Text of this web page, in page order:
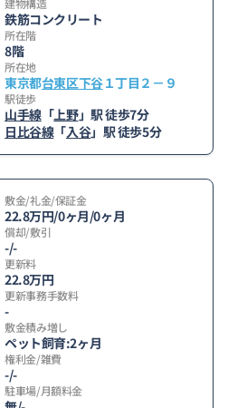
鉄筋コンクリート
所在階
8階
所在地
東京都台東区下谷１丁目２－９
駅徒歩
山手線「上野」駅 徒歩7分
日比谷線「入谷」駅 徒歩5分
敷金/礼金/保証金
22.8万円/0ヶ月/0ヶ月
償却/敷引
-/-
更新料
22.8万円
更新事務手数料
-
敷金積み増し
ペット飼育:2ヶ月
権利金/雑費
-/-
駐車場/月額料金